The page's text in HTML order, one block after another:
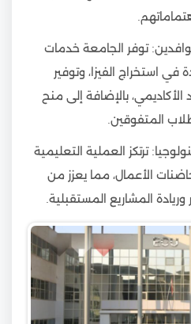
توفر الجامعة خدمات
استخراج الفيزا، وتوفير
الأكاديمي، بالإضافة إلى منح
المتفوقين.
ترتكز العملية التعليمية
الأعمال، مما يعزز من
المشاريع المستقبلية.